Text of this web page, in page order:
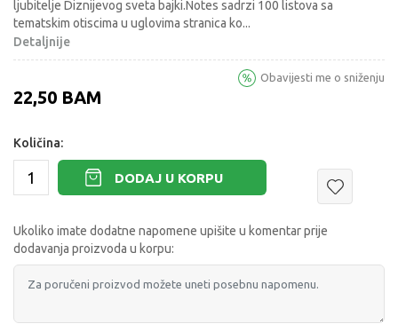
ljubitelje Diznijevog sveta bajki.Notes sadrzi 100 listova sa
tematskim otiscima u uglovima stranica ko...
Detaljnije
22,50 BAM
Obavijesti me o sniženju
Količina:
DODAJ U KORPU
Ukoliko imate dodatne napomene upišite u komentar prije
dodavanja proizvoda u korpu: